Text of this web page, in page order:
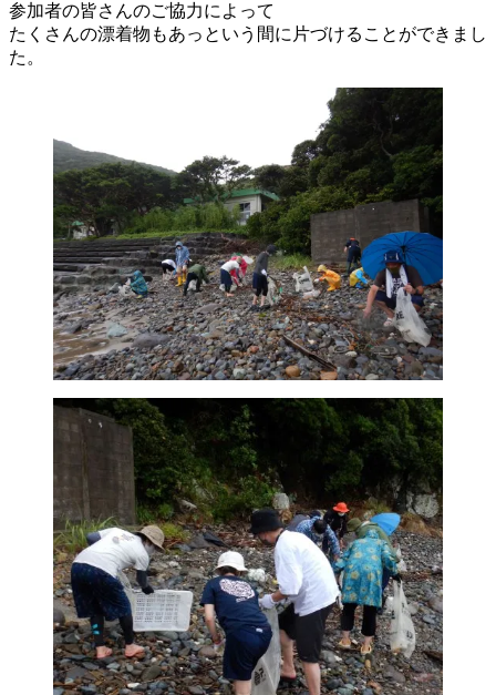
参加者の皆さんのご協力によって
たくさんの漂着物もあっという間に片づけることができまし
た。